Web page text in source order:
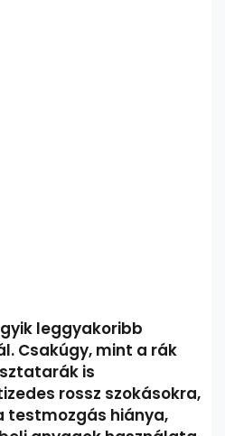
leggyakoribb
Csakúgy, mint a rák
is
rossz szokásokra,
testmozgás hiánya,